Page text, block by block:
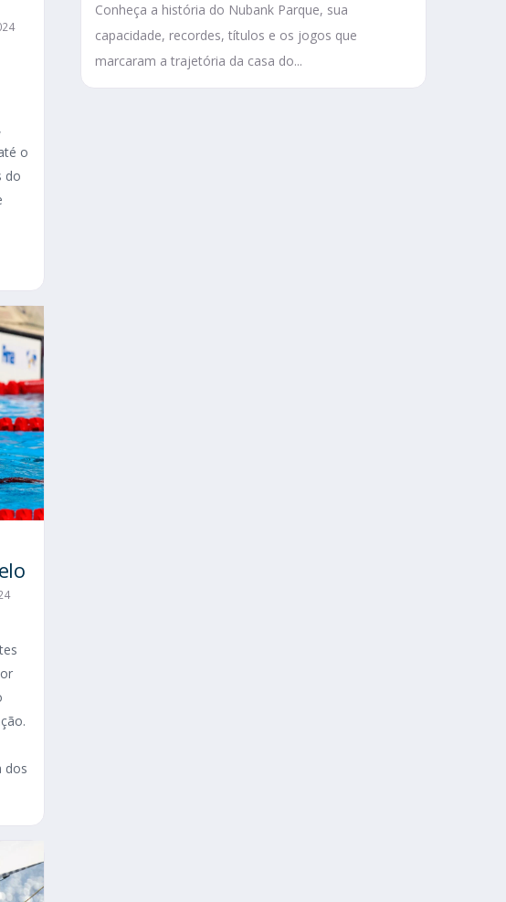
o
do
dos
Conheça a história do Nubank Parque, sua
capacidade, recordes, títulos e os jogos que
marcaram a trajetória da casa do...